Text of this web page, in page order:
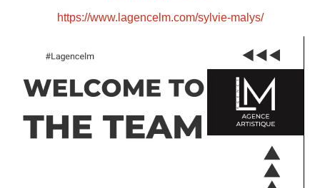
https://www.lagencelm.com/sylvie-malys/